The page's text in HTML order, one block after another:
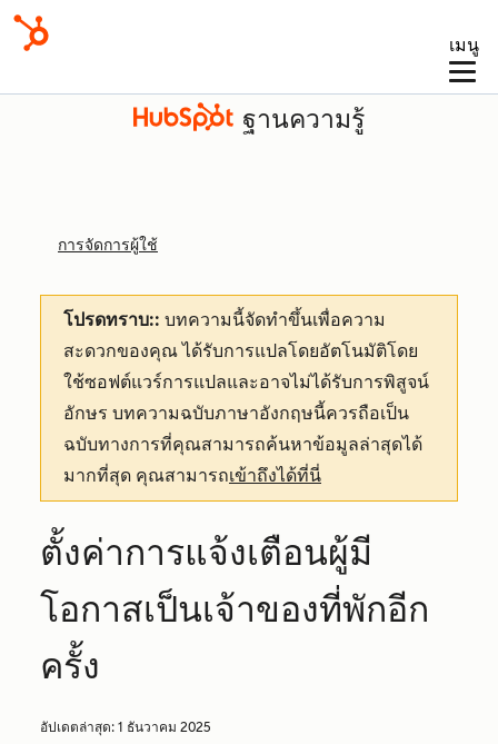
เมนู
ฐานความรู้
การจัดการผู้ใช้
โปรดทราบ:: บทความนี้จัดทำขึ้นเพื่อความ
สะดวกของคุณได้รับการแปลโดยอัตโนมัติโดย
ใช้ซอฟต์แวร์การแปลและอาจไม่ได้รับการพิสูจน์
อักษร บทความฉบับภาษาอังกฤษนี้ควรถือเป็น
ฉบับทางการที่คุณสามารถค้นหาข้อมูลล่าสุดได้
มากที่สุด คุณสามารถเข้าถึงได้ที่นี่
ตั้งค่าการแจ้งเตือนผู้มี
โอกาสเป็นเจ้าของที่พักอีก
ครั้ง
อัปเดตล่าสุด: 1 ธันวาคม 2025